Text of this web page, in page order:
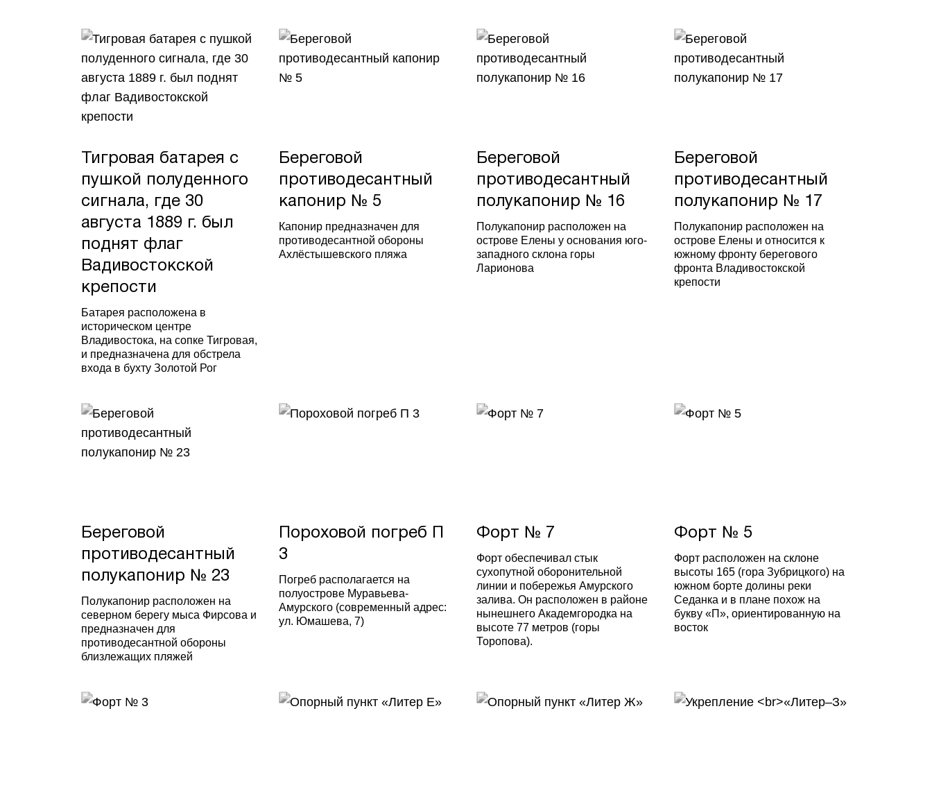
Тигровая батарея с
пушкой полуденного
сигнала, где 30
августа 1889 г. был
поднят флаг
Вадивостокской
крепости
Батарея расположена в
историческом центре
Владивостока, на сопке Тигровая,
и предназначена для обстрела
входа в бухту Золотой Рог
Береговой
противодесантный
капонир № 5
Капонир предназначен для
противодесантной обороны
Ахлёстышевского пляжа
Береговой
противодесантный
полукапонир № 16
Полукапонир расположен на
острове Елены у основания юго-
западного склона горы
Ларионова
Береговой
противодесантный
полукапонир № 17
Полукапонир расположен на
острове Елены и относится к
южному фронту берегового
фронта Владивостокской
крепости
Береговой
противодесантный
полукапонир № 23
Полукапонир расположен на
северном берегу мыса Фирсова и
предназначен для
противодесантной обороны
близлежащих пляжей
Пороховой погреб П
3
Погреб располагается на
полуострове Муравьева-
Амурского (современный адрес:
ул. Юмашева, 7)
Форт № 7
Форт обеспечивал стык
сухопутной оборонительной
линии и побережья Амурского
залива. Он расположен в районе
нынешнего Академгородка на
высоте 77 метров (горы
Торопова).
Форт № 5
Форт расположен на склоне
высоты 165 (гора Зубрицкого) на
южном борте долины реки
Седанка и в плане похож на
букву «П», ориентированную на
восток